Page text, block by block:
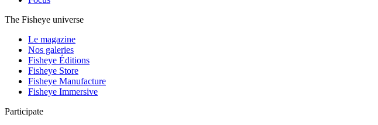
The Fisheye universe
Le magazine
Nos galeries
Fisheye Éditions
Fisheye Store
Fisheye Manufacture
Fisheye Immersive
Participate